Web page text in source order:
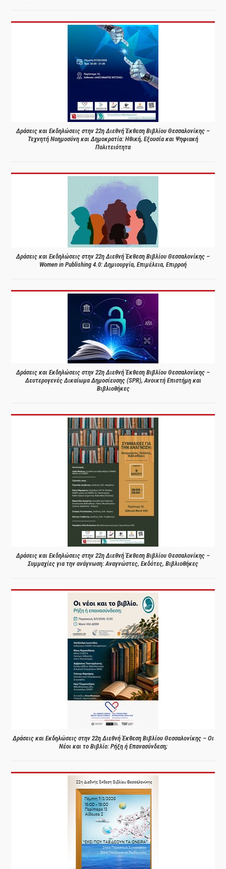
Δράσεις και Εκδηλώσεις στην 22η Διεθνή Έκθεση Βιβλίου Θεσσαλονίκης –
Τεχνητή Νοημοσύνη και Δημοκρατία: Ηθική, Εξουσία και Ψηφιακή
Πολιτειότητα
Δράσεις και Εκδηλώσεις στην 22η Διεθνή Έκθεση Βιβλίου Θεσσαλονίκης –
Women in Publishing 4.0: Δημιουργία, Επιμέλεια, Επιρροή
Δράσεις και Εκδηλώσεις στην 22η Διεθνή Έκθεση Βιβλίου Θεσσαλονίκης –
Δευτερογενές Δικαίωμα Δημοσίευσης (SPR), Ανοικτή Επιστήμη και
Βιβλιοθήκες
Δράσεις και Εκδηλώσεις στην 22η Διεθνή Έκθεση Βιβλίου Θεσσαλονίκης –
Συμμαχίες για την ανάγνωση: Αναγνώστες, Εκδότες, Βιβλιοθήκες
Δράσεις και Εκδηλώσεις στην 22η Διεθνή Έκθεση Βιβλίου Θεσσαλονίκης – Οι
Νέοι και το Βιβλίο: Ρήξη ή Επανασύνδεση;